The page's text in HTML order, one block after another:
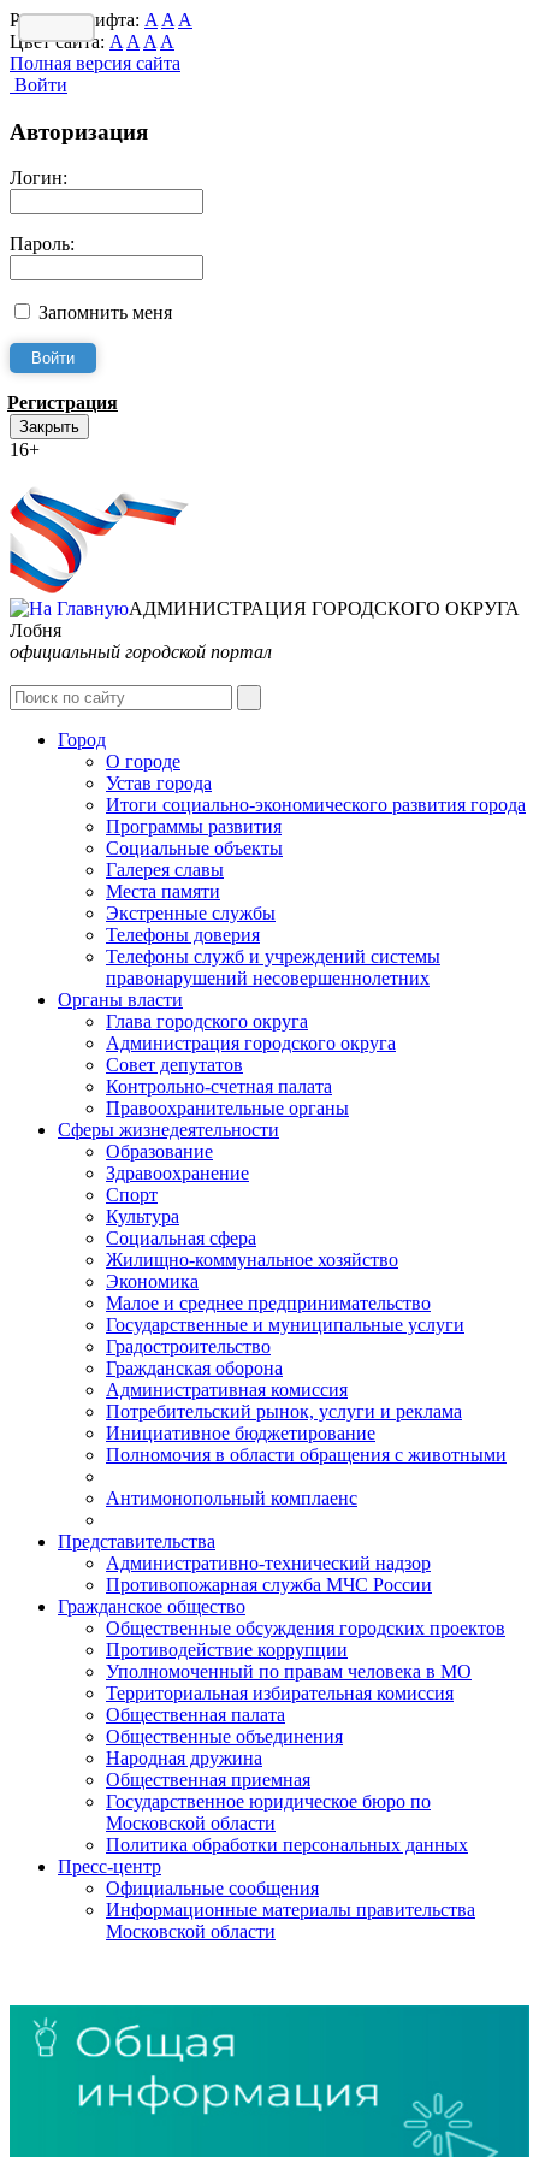
Размер шрифта: A A A
Цвет сайта: A A A A
Полная версия сайта
Войти
Авторизация
Логин:
Пароль:
Запомнить меня
Регистрация
Закрыть
16+
АДМИНИСТРАЦИЯ ГОРОДСКОГО ОКРУГА
Лобня
официальный городской портал
Город
О городе
Устав города
Итоги социально-экономического развития города
Программы развития
Социальные объекты
Галерея славы
Места памяти
Экстренные службы
Телефоны доверия
Телефоны служб и учреждений системы
правонарушений несовершеннолетних
Органы власти
Глава городского округа
Администрация городcкого округа
Совет депутатов
Контрольно-счетная палата
Правоохранительные органы
Сферы жизнедеятельности
Образование
Здравоохранение
Спорт
Культура
Социальная сфера
Жилищно-коммунальное хозяйство
Экономика
Малое и среднее предпринимательство
Государственные и муниципальные услуги
Градостроительство
Гражданская оборона
Административная комиссия
Потребительский рынок, услуги и реклама
Инициативное бюджетирование
Полномочия в области обращения с животными
Антимонопольный комплаенс
Представительства
Административно-технический надзор
Противопожарная служба МЧС России
Гражданское общество
Общественные обсуждения городских проектов
Противодействие коррупции
Уполномоченный по правам человека в МО
Территориальная избирательная комиссия
Общественная палата
Общественные объединения
Народная дружина
Общественная приемная
Государственное юридическое бюро по
Московской области
Политика обработки персональных данных
Пресс-центр
Официальные сообщения
Информационные материалы правительства
Московской области